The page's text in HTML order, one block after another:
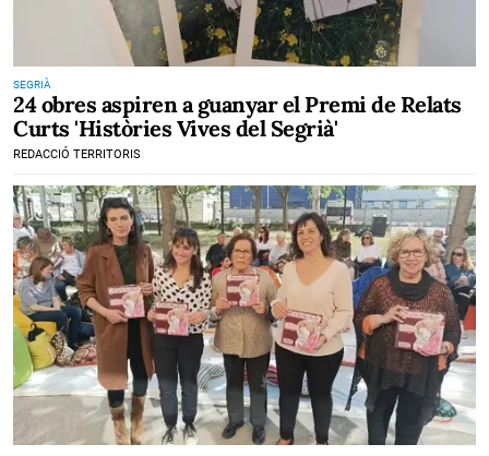
SEGRIÀ
24 obres aspiren a guanyar el Premi de Relats
Curts 'Històries Vives del Segrià'
REDACCIÓ TERRITORIS